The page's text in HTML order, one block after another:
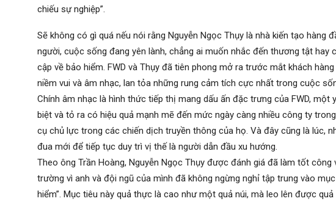
chiếu sự nghiệp”.
Sẽ không có gì quá nếu nói rằng Nguyễn Ngọc Thụy là nhà kiến tạo hàng
người, cuộc sống đang yên lành, chẳng ai muốn nhắc đến thương tật
cập về bảo hiểm. FWD và Thụy đã tiên phong mở ra trước mắt khách
niềm vui và âm nhạc, lan tỏa những rung cảm tích cực nhất trong cuộc
Chính âm nhạc là hình thức tiếp thị mang dấu ấn đặc trưng của FWD,
biệt và tỏ ra có hiệu quả mạnh mẽ đến mức ngày càng nhiều công ty
cụ chủ lực trong các chiến dịch truyền thông của họ. Và đây cũng là lúc,
đua mới để tiếp tục duy trì vị thế là người dẫn đầu xu hướng.
Theo ông Trần Hoàng, Nguyễn Ngọc Thụy được đánh giá đã làm tốt công
trường vì anh và đội ngũ của mình đã không ngừng nghỉ tập trung vào
hiểm”. Mục tiêu này quả thực là cao như một quả núi, mà leo lên được